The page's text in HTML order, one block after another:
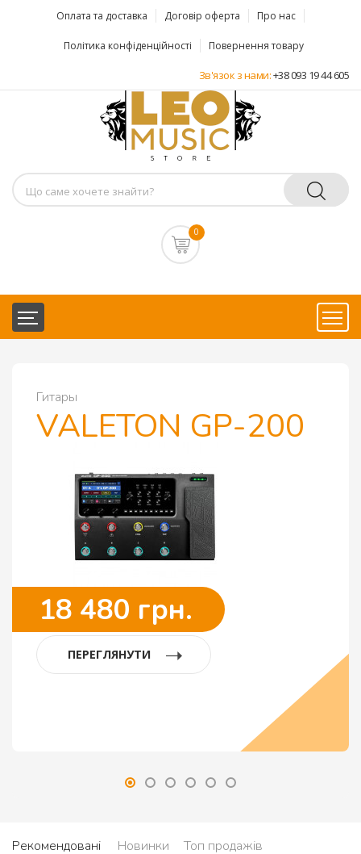
Оплата та доставка Договір оферта Про нас
Політика конфіденційності Повернення товару
Зв'язок з нами:+38 093 19 44 605
0
Гитары
VALETON GP-200
18 480 грн.
ПЕРЕГЛЯНУТИ
Рекомендовані Новинки Топ продажів